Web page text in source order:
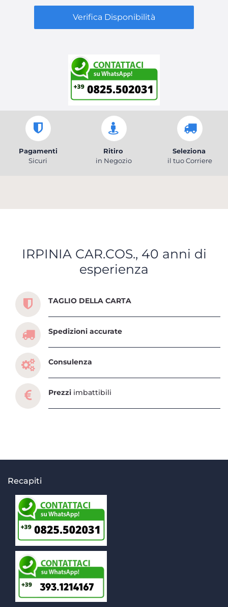
Verifica Disponibilità
Pagamenti
Sicuri
Ritiro
in Negozio
Seleziona
il tuo Corriere
IRPINIA CAR.COS., 40 anni di
esperienza
Scopri tutti i servizi che ti abbiamo dedicato
TAGLIO DELLA CARTA
Spedizioni accurate
Consulenza
Prezzi imbattibili
Recapiti